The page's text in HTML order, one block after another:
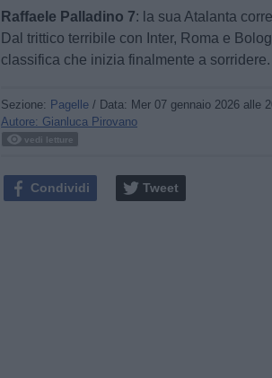
Raffaele Palladino 7: la sua Atalanta
Dal trittico terribile con Inter, Roma e
classifica che inizia finalmente a
Sezione: Pagelle / Data: Mer 07 gennaio 2026 alle
Autore: Gianluca Pirovano
vedi letture
Condividi Tweet